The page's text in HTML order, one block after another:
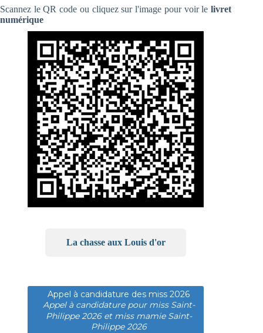
Scannez le QR code ou cliquez sur l'image pour voir lelivret
numérique
La chasse aux Louis d'or
Appel à candidature des miss 2026
Appel à candidature pour miss Saint-
Philippe 2026 et miss mamie Saint-
Philippe 2026